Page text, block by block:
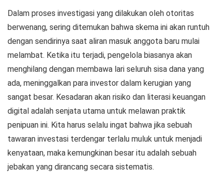
Dalam proses investigasi yang dilakukan oleh otoritas
berwenang, sering ditemukan bahwa skema ini akan runtuh
dengan sendirinya saat aliran masuk anggota baru mulai
melambat. Ketika itu terjadi, pengelola biasanya akan
menghilang dengan membawa lari seluruh sisa dana yang
ada, meninggalkan para investor dalam kerugian yang
sangat besar. Kesadaran akan risiko dan literasi keuangan
digital adalah senjata utama untuk melawan praktik
penipuan ini. Kita harus selalu ingat bahwa jika sebuah
tawaran investasi terdengar terlalu muluk untuk menjadi
kenyataan, maka kemungkinan besar itu adalah sebuah
jebakan yang dirancang secara sistematis.